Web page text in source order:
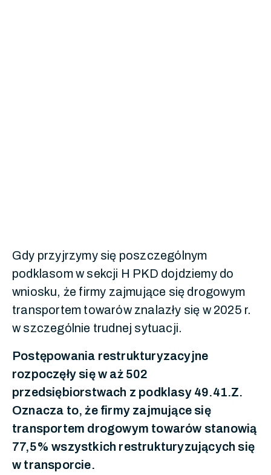
Gdy przyjrzymy się poszczególnym
podklasom w sekcji H PKD dojdziemy do
wniosku, że firmy zajmujące się drogowym
transportem towarów znalazły się w 2025 r.
w szczególnie trudnej sytuacji.
Postępowania restrukturyzacyjne
rozpoczęły się w aż 502
przedsiębiorstwach z podklasy 49.41.Z.
Oznacza to, że firmy zajmujące się
transportem drogowym towarów stanowią
77,5% wszystkich restrukturyzujących się
w transporcie.